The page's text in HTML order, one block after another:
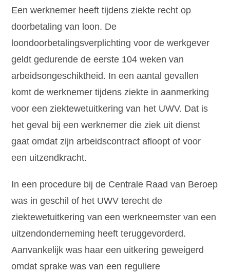
Een werknemer heeft tijdens ziekte recht op
doorbetaling van loon. De
loondoorbetalingsverplichting voor de werkgever
geldt gedurende de eerste 104 weken van
arbeidsongeschiktheid. In een aantal gevallen
komt de werknemer tijdens ziekte in aanmerking
voor een ziektewetuitkering van het UWV. Dat is
het geval bij een werknemer die ziek uit dienst
gaat omdat zijn arbeidscontract afloopt of voor
een uitzendkracht.
In een procedure bij de Centrale Raad van Beroep
was in geschil of het UWV terecht de
ziektewetuitkering van een werkneemster van een
uitzendonderneming heeft teruggevorderd.
Aanvankelijk was haar een uitkering geweigerd
omdat sprake was van een reguliere